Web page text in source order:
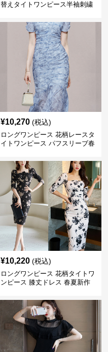
替えタイトワンピース半袖刺繍
¥10,270 (税込)
ロングワンピース 花柄レースタ
イトワンピース パフスリーブ春
¥10,220 (税込)
ロングワンピース 花柄タイトワ
ンピース 膝丈ドレス 春夏新作